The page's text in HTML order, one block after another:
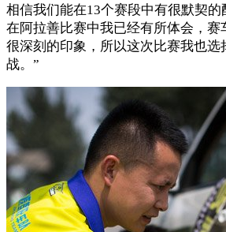
相信我们能在13个赛段中有很默契
在阿拉善比赛中我已经有所体会，赛
很深刻的印象，所以这次比赛我也选
战。”